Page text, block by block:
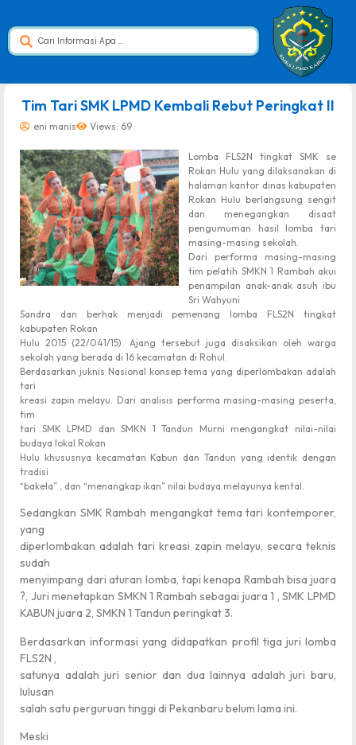
Tim Tari SMK LPMD Kembali Rebut Peringkat II
eni manis Views: 69
Lomba FLS2N tingkat SMK se
Rokan Hulu yang dilaksanakan di
halaman kantor dinas kabupaten
Rokan Hulu berlangsung sengit
dan menegangkan disaat
pengumuman hasil lomba tari
masing-masing sekolah.
Dari performa masing-masing
tim pelatih SMKN 1 Rambah akui
penampilan anak-anak asuh ibu
Sri Wahyuni
Sandra dan berhak menjadi pemenang lomba FLS2N tingkat
kabupaten Rokan
Hulu 2015 (22/041/15). Ajang tersebut juga disaksikan oleh warga
sekolah yang berada di 16 kecamatan di Rohul.
Berdasarkan juknis Nasional konsep tema yang diperlombakan adalah
tari
kreasi zapin melayu. Dari analisis performa masing-masing peserta,
tim
tari SMK LPMD dan SMKN 1 Tandun Murni mengangkat nilai-nilai
budaya lokal Rokan
Hulu khususnya kecamatan Kabun dan Tandun yang identik dengan
tradisi
“bakela” , dan “menangkap ikan” nilai budaya melayunya kental.
Sedangkan SMK Rambah mengangkat tema tari kontemporer,
yang
diperlombakan adalah tari kreasi zapin melayu, secara teknis
sudah
menyimpang dari aturan lomba, tapi kenapa Rambah bisa juara
?, Juri menetapkan SMKN 1 Rambah sebagai juara 1 , SMK LPMD
KABUN juara 2, SMKN 1 Tandun peringkat 3.
Berdasarkan informasi yang didapatkan profil tiga juri lomba
FLS2N ,
satunya adalah juri senior dan dua lainnya adalah juri baru,
lulusan
salah satu perguruan tinggi di Pekanbaru belum lama ini.
Meski